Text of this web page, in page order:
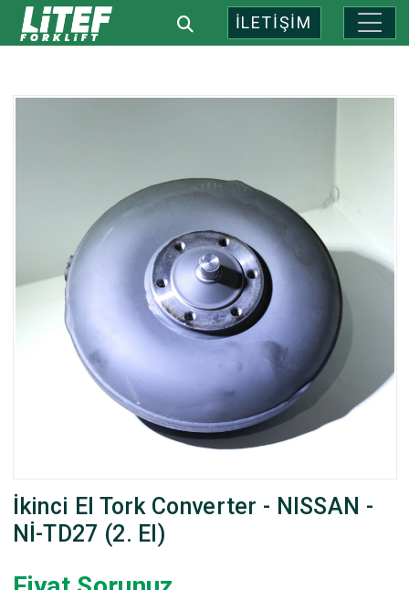
İLETİŞİM
İkinci El Tork Converter - NISSAN -
Nİ-TD27 (2. El)